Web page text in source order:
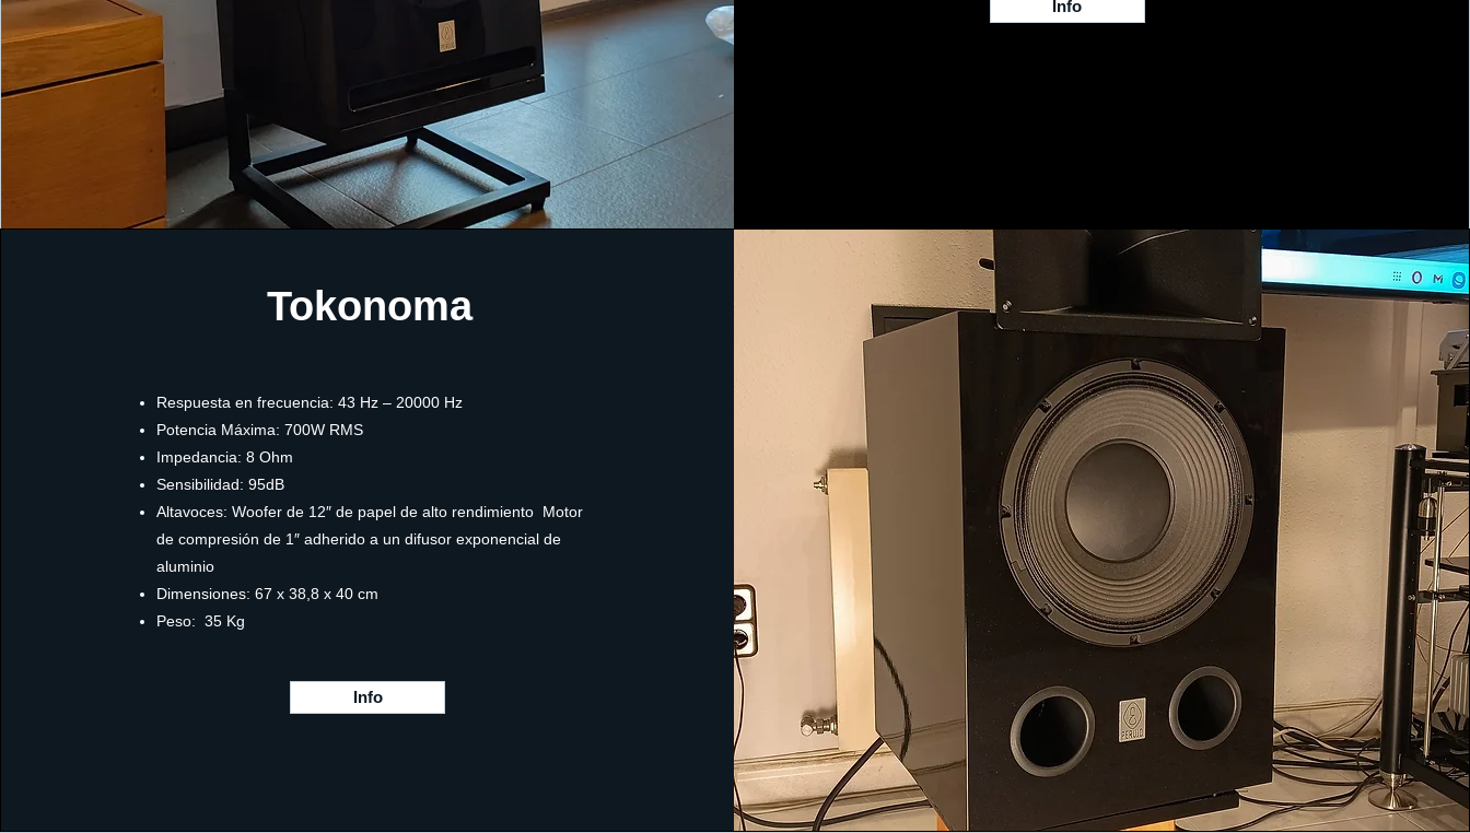
Info
Tokonoma
Respuesta en frecuencia: 43 Hz – 20000 Hz
Potencia Máxima: 700W RMS
Impedancia: 8 Ohm
Sensibilidad: 95dB
Altavoces: Woofer de 12″ de papel de alto rendimiento Motor
de compresión de 1″ adherido a un difusor exponencial de
aluminio
Dimensiones: 67 x 38,8 x 40 cm
Peso: 35 Kg
Info